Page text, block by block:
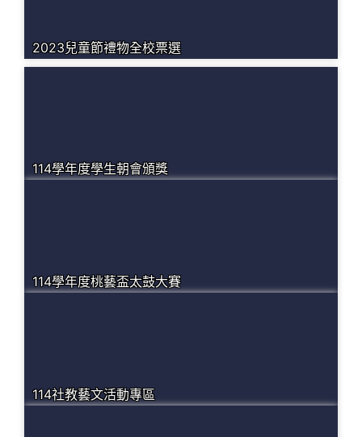
2023兒童節禮物全校票選
114學年度學生朝會頒獎
114學年度桃藝盃太鼓大賽
114社教藝文活動專區